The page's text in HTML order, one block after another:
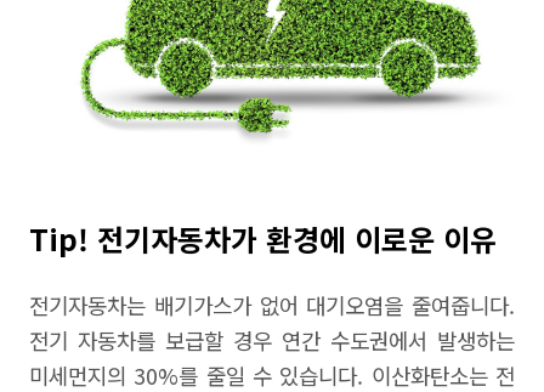
Tip! 전기자동차가 환경에 이로운 이유
전기자동차는 배기가스가 없어 대기오염을 줄여줍니다.
전기 자동차를 보급할 경우 연간 수도권에서 발생하는
미세먼지의 30%를 줄일 수 있습니다. 이산화탄소는 전